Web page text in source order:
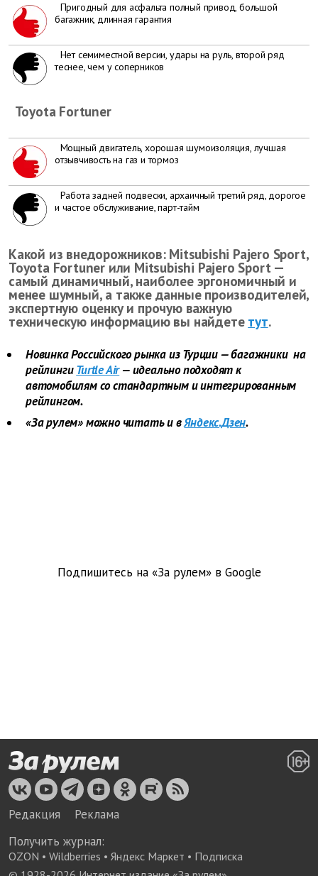
Пригодный для асфальта полный привод, большой
багажник, длинная гарантия
Нет семиместной версии, удары на руль, второй ряд
теснее, чем у соперников
Toyota Fortuner
Мощный двигатель, хорошая шумоизоляция, лучшая
отзывчивость на газ и тормоз
Работа задней подвески, архаичный третий ряд, дорогое
и частое обслуживание, парт-тайм
Какой из внедорожников: Mitsubishi Pajero Sport,
Toyota Fortuner или Mitsubishi Pajero Sport —
самый динамичный, наиболее эргономичный и
менее шумный, а также данные производителей,
экспертную оценку и прочую важную
техническую информацию вы найдете тут.
Новинка Российского рынка из Турции — багажники на
рейлинги Turtle Air— идеально подходят к
автомобилям со стандартным и интегрированным
рейлингом.
«За рулем» можно читать и вЯндекс.Дзен.
Подпишитесь на «За рулем» в Google
Редакция
Реклама
Получить журнал:
OZON • Wildberries • Яндекс Маркет • Подписка